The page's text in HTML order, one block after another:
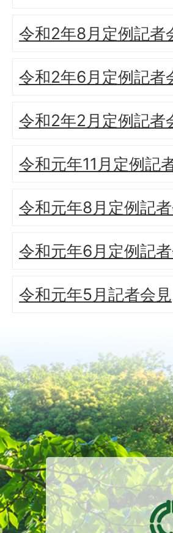
令和2年8月定例記者
令和2年6月定例記者
令和2年2月定例記者
令和元年11月定例記
令和元年8月定例記
令和元年6月定例記
令和元年5月記者会見